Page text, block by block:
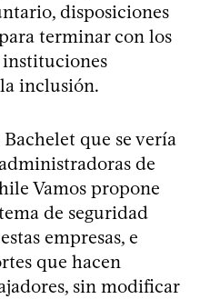
disposiciones
terminar con los
inclusión.
que se vería
de
Vamos propone
de seguridad
empresas, e
que hacen
sin modificar